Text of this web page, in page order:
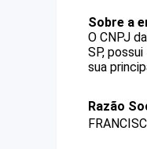
Sobre a
O CNPJ
SP,
sua
Razão